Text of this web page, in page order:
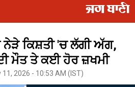
ਕਿਸ਼ਤੀ 'ਚ ਲੱਗੀ ਅੱਗ,
ਮੌਤ ਤੇ ਕਈ ਹੋਰ ਜ਼ਖਮੀ
11, 2026 - 10:53 AM (IST)